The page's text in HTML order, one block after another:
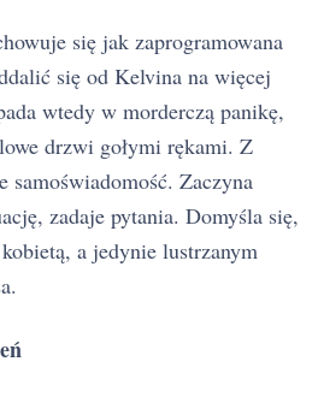
się od Kelvina na więcej
wtedy w morderczą panikę,
drzwi gołymi rękami. Z
samoświadomość. Zaczyna
zadaje pytania. Domyśla się,
a jedynie lustrzanym